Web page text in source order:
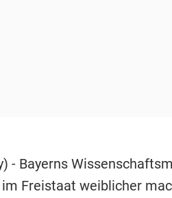
- Bayerns
Freistaat weiblicher